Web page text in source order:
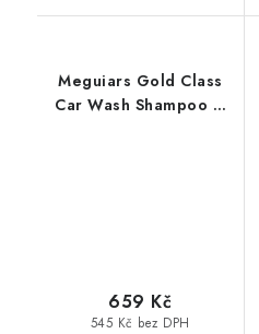
Meguiars Gold Class
Car Wash Shampoo &
545 Kč bez DPH
659 Kč